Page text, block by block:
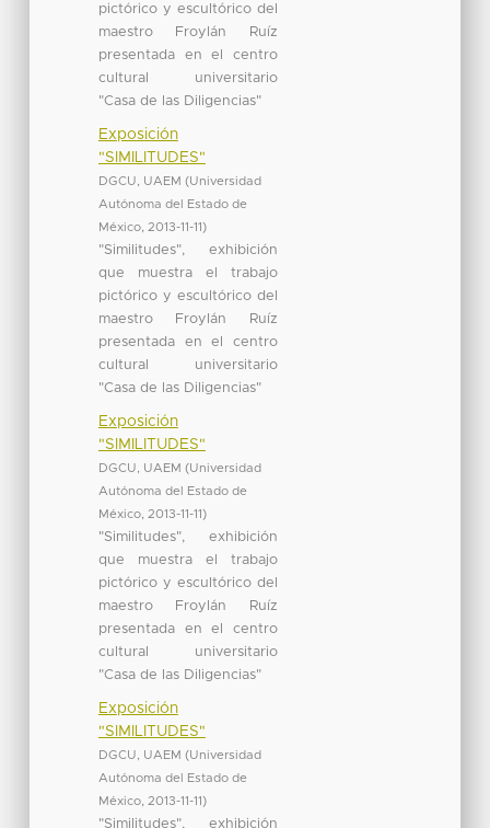
pictórico y escultórico del
maestro Froylán Ruíz
presentada en el centro
cultural universitario
"Casa de las Diligencias"
Exposición
"SIMILITUDES"
DGCU, UAEM (Universidad
Autónoma del Estado de
México, 2013-11-11)
"Similitudes", exhibición
que muestra el trabajo
pictórico y escultórico del
maestro Froylán Ruíz
presentada en el centro
cultural universitario
"Casa de las Diligencias"
Exposición
"SIMILITUDES"
DGCU, UAEM (Universidad
Autónoma del Estado de
México, 2013-11-11)
"Similitudes", exhibición
que muestra el trabajo
pictórico y escultórico del
maestro Froylán Ruíz
presentada en el centro
cultural universitario
"Casa de las Diligencias"
Exposición
"SIMILITUDES"
DGCU, UAEM (Universidad
Autónoma del Estado de
México, 2013-11-11)
"Similitudes", exhibición